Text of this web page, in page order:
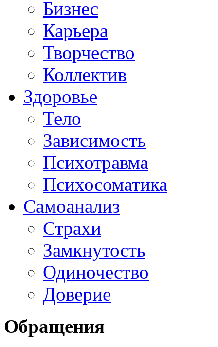
Бизнес
Карьера
Творчество
Коллектив
Здоровье
Тело
Зависимость
Психотравма
Психосоматика
Самоанализ
Страхи
Замкнутость
Одиночество
Доверие
Обращения